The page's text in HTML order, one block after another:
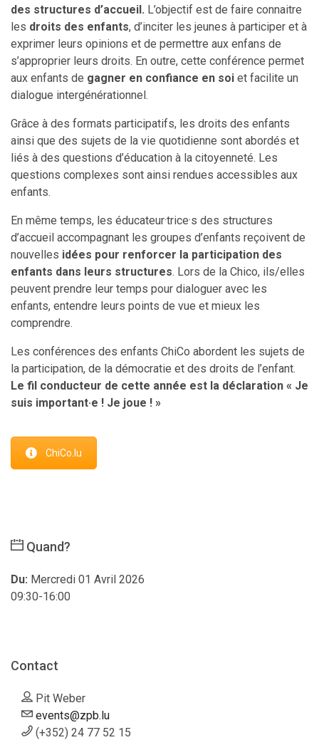
des structures d’accueil. L’objectif est de faire connaitre
les droits des enfants, d’inciter les jeunes à participer et à
exprimer leurs opinions et de permettre aux enfans de
s’approprier leurs droits. En outre, cette conférence permet
aux enfants de gagner en confiance en soi et facilite un
dialogue intergénérationnel.
Grâce à des formats participatifs, les droits des enfants
ainsi que des sujets de la vie quotidienne sont abordés et
liés à des questions d’éducation à la citoyenneté. Les
questions complexes sont ainsi rendues accessibles aux
enfants.
En même temps, les éducateur·trice·s des structures
d’accueil accompagnant les groupes d’enfants reçoivent de
nouvelles idées pour renforcer la participation des
enfants dans leurs structures. Lors de la Chico, ils/elles
peuvent prendre leur temps pour dialoguer avec les
enfants, entendre leurs points de vue et mieux les
comprendre.
Les conférences des enfants ChiCo abordent les sujets de
la participation, de la démocratie et des droits de l’enfant.
Le fil conducteur de cette année est la déclaration « Je
suis important·e ! Je joue ! »
ChiCo.lu
Quand?
Du: Mercredi 01 Avril 2026
09:30-16:00
Contact
Pit Weber
events@zpb.lu
(+352) 24 77 52 15